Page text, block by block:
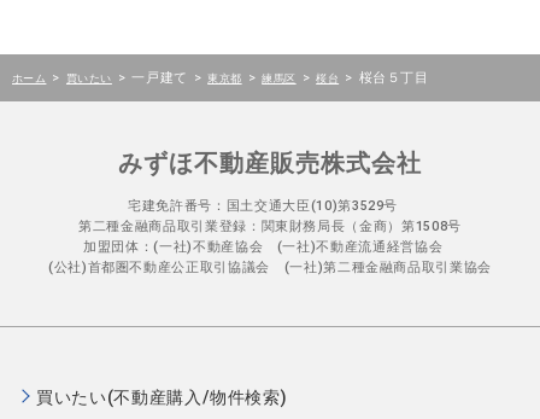
ホーム > 買いたい > 一戸建て > 東京都 > 練馬区 > 桜台 > 桜台５丁目
みずほ不動産販売株式会社
宅建免許番号：国土交通大臣(10)第3529号
第二種金融商品取引業登録：関東財務局長（金商）第1508号
加盟団体：(一社)不動産協会 (一社)不動産流通経営協会
(公社)首都圏不動産公正取引協議会 (一社)第二種金融商品取引業協会
買いたい(不動産購入/物件検索)